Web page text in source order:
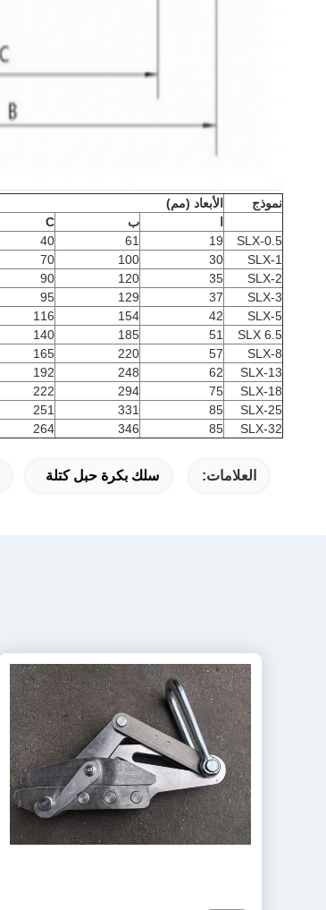
نموذج الأبعاد (مم)
ا
ب C
SLX-0.5
19
61
40
SLX-1
30
100
70
SLX-2
35
120
90
SLX-3
37
129
95
SLX-5
42
154
116
SLX 6.5
51
185
140
SLX-8
57
220
165
SLX-13
62
248
192
SLX-18
75
294
222
SLX-25
85
331
251
SLX-32
85
346
264
العلامات: سلك بكرة حبل كتلة